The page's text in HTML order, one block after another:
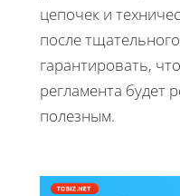
цепочек и
после
гарантировать,
регламента будет
полезным.